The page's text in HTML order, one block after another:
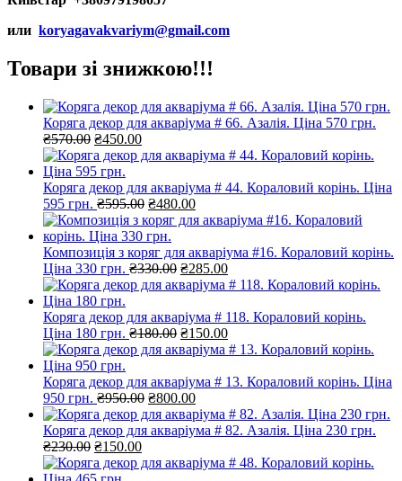
или koryagavakvariym@gmail.com
Товари зі знижкою!!!
Коряга декор для акваріума # 66. Азалія. Ціна 570 грн.
₴570.00 Оригінальна
ціна:
₴570.00.
₴450.00Поточна
ціна:
Коряга декор для акваріума # 44. Кораловий корінь. Ціна
595 грн. ₴595.00 Оригінальна
ціна:
₴595.00.
₴480.00Поточна
ціна:
Композиція з коряг для акваріума #16. Кораловий корінь.
Ціна 330 грн. ₴330.00 Оригінальна
ціна:
₴285.00Поточна
ціна:
Коряга декор для акваріума # 118. Кораловий корінь.
Ціна 180 грн. ₴180.00 Оригінальна
ціна:
₴150.00Поточна
ціна:
Коряга декор для акваріума # 13. Кораловий корінь. Ціна
950 грн. ₴950.00 Оригінальна
ціна:
₴950.00.
₴800.00Поточна
ціна:
₴800.00.
Коряга декор для акваріума # 82. Азалія. Ціна 230 грн.
₴230.00 Оригінальна
ціна:
₴230.00.
₴150.00Поточна
ціна: